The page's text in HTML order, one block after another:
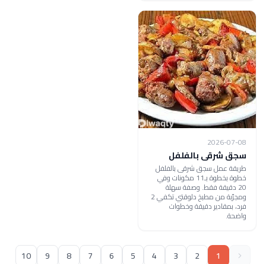
2026-07-08
سجق شرقى بالفلفل
طريقة عمل سجق شرقى بالفلفل
خطوة بخطوة بـ11 مكونات وفي
20 دقيقة فقط. وصفة سهلة
ومجرّبة من مطبخ دلوقتي تكفي 2
فرد، بمقادير دقيقة وخطوات
واضحة.
1
2
3
4
5
6
7
8
9
10